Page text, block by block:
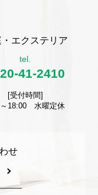
・エクステリア
tel.
41-2410
[受付時間]
18:00 水曜定休
せ